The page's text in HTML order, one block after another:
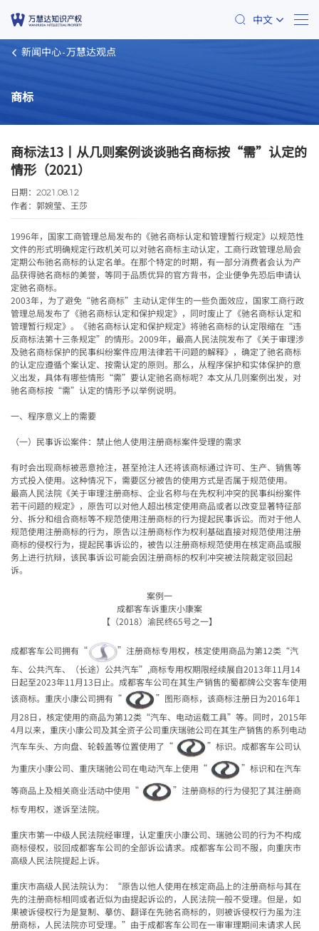
中文
新闻中心 万慧达观点
商标
商标法13丨从几则案例谈谈驰名商标按“需”认定的
情形（2021）
日期： 2021.08.12
作者：郭婉莹、王莎
1996年，国家工商管理总局发布的《驰名商标认定和管理暂行规定》以规范性
文件的形式明确规定行政机关可以对驰名商标主动认定，工商行政管理总局会
定期公布驰名商标的认定名单。在那个特定的时期，有一部分消费者会认为产
品获得驰名商标的美誉，等同于品质优异的官方背书，企业便争先恐后申请认
定驰名商标。
2003年，为了避免“驰名商标”主动认定伴生的一些负面效应，国家工商行政
管理总局发布了《驰名商标认定和保护规定》，同时废止了《驰名商标认定和
管理暂行规定》。《驰名商标认定和保护规定》将驰名商标的认定限缩在“违
反商标法第十三条规定”的情形。2009年，最高人民法院发布了《关于审理涉
及驰名商标保护的民事纠纷案件应用法律若干问题的解释》， 确定了驰名商标
的认定应遵循个案认定、按需认定的原则。那么，从程序保护和实体保护的意
义出发，具体有哪些情形“需”要认定驰名商标呢？本文从几则案例出发，对
驰名商标按“需”认定的情形予以举例说明。
一、程序意义上的需要
（一）民事诉讼案件：禁止他人使用注册商标案件受理的需求
有时会出现商标被恶意抢注，甚至抢注人还将该商标通过许可、生产、销售等
方式投入使用。这种情况下，需要区分被告的使用方式是否属于规范使用。
最高人民法院《关于审理注册商标、企业名称与在先权利冲突的民事纠纷案件
若干问题的规定》，原告可以对他人超出核定使用商品或者以改变显著特征部
分、拆分和组合商标等不规范使用注册商标的行为提起民事诉讼。而对于他人
规范使用注册商标的行为，原告以注册商标作为权利基础直接对规范使用注册
商标的侵权行为，提起民事诉讼的，被告以注册商标规范使用在核定商品或服
务上进行抗辩，该民事诉讼可能会因注册商标的权利冲突被法院裁定驳回起
诉。
案例一
成都客车诉重庆小康案
【（2018）渝民终65号之一】
成都客车公司拥有 “ ” 注册商标专用权，核定使用商品为第12类 “汽
车、公共汽车、（长途）公共汽车”,商标专用权期限经续展自2013年11 月14
日起至2023年11 月13日止。成都客车公司在其生产销售的蜀都牌公交客车使用
该商标。重庆小康公司拥有 “ ” 图形商标，该商标注册日为2016年1
月28日，核定使用的商品为第12类 “汽车、电动运载工具” 等。同时， 2015年
4月以来，重庆小康公司及其全资子公司重庆瑞驰公司在其生产销售的系列电动
汽车车头、方向盘、轮毂盖等位置使用了 “ ” 标识。成都客车公司认
为重庆小康公司、重庆瑞驰公司在电动汽车上使用 “ ” 标识和在汽车
等商品上及相关商业活动中使用 “ ” 注册商标的行为侵犯了其注册商
标专用权，遂诉至法院。
重庆市第一中级人民法院经审理，认定重庆小康公司、瑞驰公司的行为不构成
商标侵权，驳回成都客车公司的全部诉讼请求。成都客车公司不服，向重庆市
高级人民法院提起上诉。
重庆市高级人民法院认为： “原告以他人使用在核定商品上的注册商标与其在
先的注册商标相同或者近似为由提起诉讼的，人民法院一般不受理。但是，如
果被诉侵权行为是复制、摹仿、翻译在先驰名商标的，则被诉侵权行为虽为注
册商标，人民法院亦可受理。 ” 由于成都客车公司在一审审理期间未请求人民